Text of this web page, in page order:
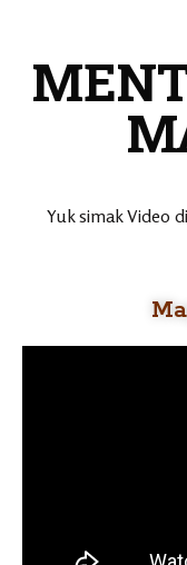
Yuk simak Video